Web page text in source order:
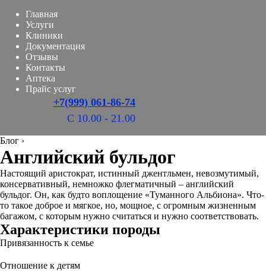
Главная
Услуги
Клиники
Документация
Отзывы
Контакты
Аптека
Прайс услуг
+7(999) 061-86-74
С 10.00 - 21.00
Блог ›
Английский бульдог
Настоящий аристократ, истинный джентльмен, невозмутимый,
консервативный, немножко флегматичный – английский
бульдог. Он, как будто воплощение «Туманного Альбиона». Что-
то такое доброе и мягкое, но, мощное, с огромным жизненным
багажом, с которым нужно считаться и нужно соответствовать.
Характеристики породы
Привязанность к семье
Отношение к детям